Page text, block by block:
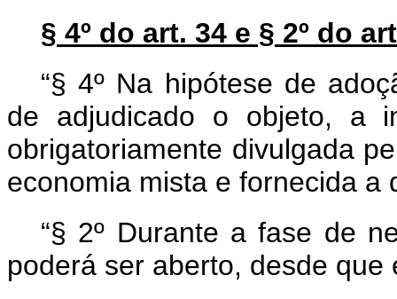
§ 4º do art. 34 e § 2º do
“§ 4º Na hipótese de
de adjudicado o objeto, a
obrigatoriamente divulgada
economia mista e fornecida a
“§ 2º Durante a fase de
poderá ser aberto, desde que